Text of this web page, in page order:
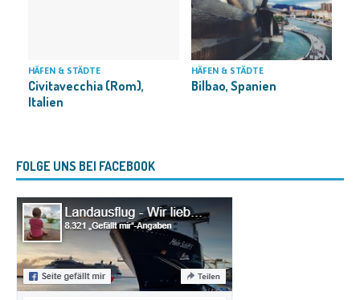
HÄFEN & STÄDTE
Civitavecchia (Rom),
Italien
HÄFEN & STÄDTE
Bilbao, Spanien
FOLGE UNS BEI FACEBOOK